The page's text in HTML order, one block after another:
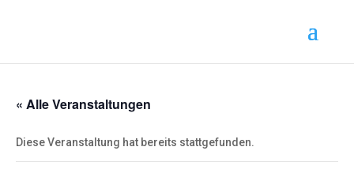
« Alle Veranstaltungen
Diese Veranstaltung hat bereits stattgefunden.